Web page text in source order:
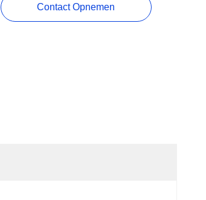
Contact Opnemen